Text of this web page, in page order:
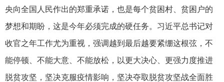
央向全国人民作出的郑重承诺，也是每个贫困村、贫困户的
梦想和期盼，这是今年必须完成的硬任务。习近平总书记对
收官之年工作尤为重视，强调越到最后越要紧绷这根弦，不
能停顿、不能大意、不能放松，以更大决心、更强力度推进
脱贫攻坚，坚决克服疫情影响，坚决夺取脱贫攻坚战全面胜